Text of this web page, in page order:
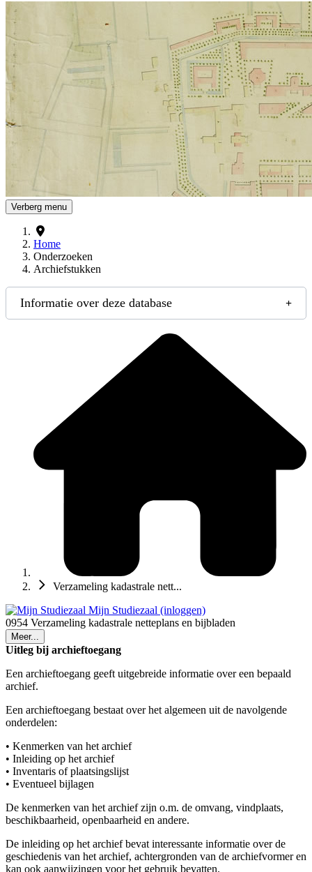
Drents Archief
Verberg menu
Home
Onderzoeken
Archiefstukken
Informatie over deze database
Verzameling kadastrale nett...
Mijn Studiezaal (inloggen)
0954 Verzameling kadastrale netteplans en bijbladen
Meer...
Uitleg bij archieftoegang
Een archieftoegang geeft uitgebreide informatie over een bepaald
archief.
Een archieftoegang bestaat over het algemeen uit de navolgende
onderdelen:
• Kenmerken van het archief
• Inleiding op het archief
• Inventaris of plaatsingslijst
• Eventueel bijlagen
De kenmerken van het archief zijn o.m. de omvang, vindplaats,
beschikbaarheid, openbaarheid en andere.
De inleiding op het archief bevat interessante informatie over de
geschiedenis van het archief, achtergronden van de archiefvormer en
kan ook aanwijzingen voor het gebruik bevatten.